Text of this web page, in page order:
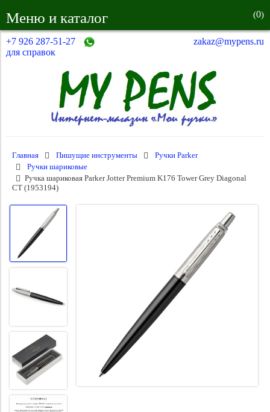
Меню и каталог (0)
+7 926 287-51-27
для справок
zakaz@mypens.ru
Главная Пишущие инструменты
Ручки Parker
Ручки шариковые
Ручка шариковая Parker Jotter Premium K176 Tower Grey Diagonal
CT (1953194)